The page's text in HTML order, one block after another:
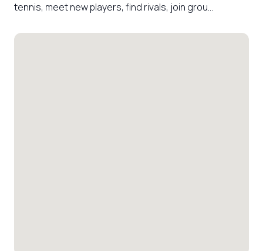
tennis, meet new players, find rivals, join grou...